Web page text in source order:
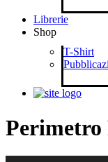
Librerie
Shop
T-Shirt
Perimetro